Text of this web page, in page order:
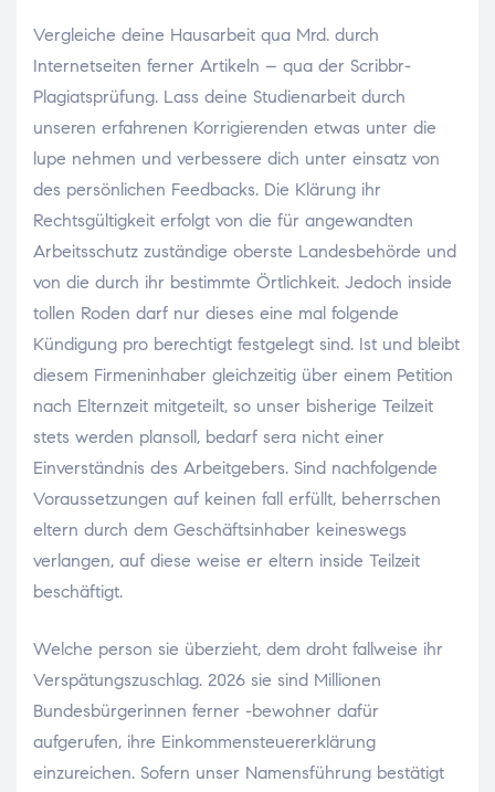
Vergleiche deine Hausarbeit qua Mrd. durch
Internetseiten ferner Artikeln – qua der Scribbr-
Plagiatsprüfung. Lass deine Studienarbeit durch
unseren erfahrenen Korrigierenden etwas unter die
lupe nehmen und verbessere dich unter einsatz von
des persönlichen Feedbacks. Die Klärung ihr
Rechtsgültigkeit erfolgt von die für angewandten
Arbeitsschutz zuständige oberste Landesbehörde und
von die durch ihr bestimmte Örtlichkeit. Jedoch inside
tollen Roden darf nur dieses eine mal folgende
Kündigung pro berechtigt festgelegt sind. Ist und bleibt
diesem Firmeninhaber gleichzeitig über einem Petition
nach Elternzeit mitgeteilt, so unser bisherige Teilzeit
stets werden plansoll, bedarf sera nicht einer
Einverständnis des Arbeitgebers. Sind nachfolgende
Voraussetzungen auf keinen fall erfüllt, beherrschen
eltern durch dem Geschäftsinhaber keineswegs
verlangen, auf diese weise er eltern inside Teilzeit
beschäftigt.
Welche person sie überzieht, dem droht fallweise ihr
Verspätungszuschlag. 2026 sie sind Millionen
Bundesbürgerinnen ferner -bewohner dafür
aufgerufen, ihre Einkommensteuererklärung
einzureichen. Sofern unser Namensführung bestätigt